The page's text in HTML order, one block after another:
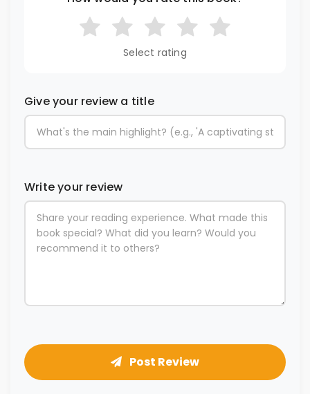
Select rating
Give your review a title
Write your review
Post Review